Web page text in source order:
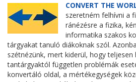
CONVERT THE
szeretném felhívni a
ránézésre a fizika,
informatika szakos
tárgyakat tanuló diákoknak szól.
szétnézünk, mert kiderül, hogy teljesen
tantárgyaktól független problémák
konvertáló oldal, a mértékegységek